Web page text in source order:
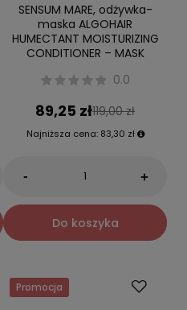
SENSUM MARE, odżywka-
maska ALGOHAIR
HUMECTANT MOISTURIZING
CONDITIONER – MASK
0.0
89,25 zł119,00 zł
Najniższa cena: 83,30 zł
- +
Do koszyka
Promocja